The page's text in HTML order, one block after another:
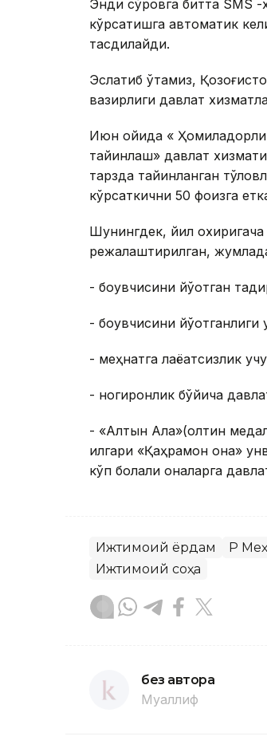
Энди сўровга битта SMS
кўрсатишга автоматик
тасдиқлайди.
Эслатиб ўтамиз,
вазирлиги давлат
Июн ойида « Ҳомиладорлик
тайинлаш» давлат
тарзда тайинланган
кўрсаткични 50 фоизга
Шунингдек, йил
режалаштирилган,
- боқувчисини йўқотган
- боқувчисини
- меҳнатга лаёқатсизлик
- ногиронлик бўйича
- «Алтын Алқа»(олтин
илгари «Қаҳрамон она»
кўп болали оналарга
Ижтимоий ёрдам
ҚР
Ижтимоий соҳа
без автора
Муаллиф